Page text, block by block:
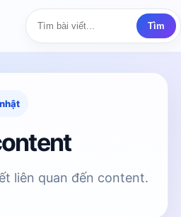
Tìm
liên quan đến content.